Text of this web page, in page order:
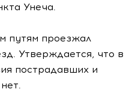
Унеча.
путям проезжал
Утверждается, что в
пострадавших и